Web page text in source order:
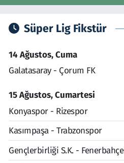
Süper Lig Fikstür
14 Ağustos, Cuma
Galatasaray - Çorum FK
15 Ağustos, Cumartesi
Konyaspor - Rizespor
Kasımpaşa - Trabzonspor
Gençlerbirliği S.K. - Fenerbahçe